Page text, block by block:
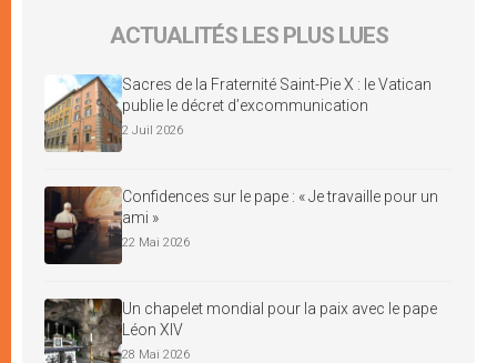
ACTUALITÉS LES PLUS LUES
Sacres de la Fraternité Saint-Pie X : le Vatican
publie le décret d’excommunication
2 Juil 2026
Confidences sur le pape : « Je travaille pour un
ami »
22 Mai 2026
Un chapelet mondial pour la paix avec le pape
Léon XIV
28 Mai 2026